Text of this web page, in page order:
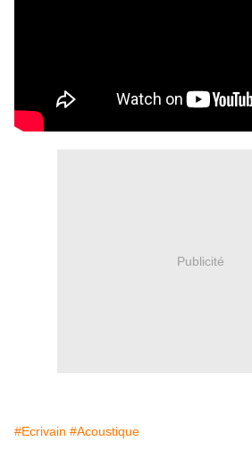
Publicité
#Ecrivain #Acoustique